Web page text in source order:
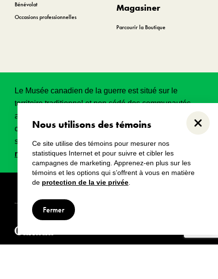
Nous utilisons des témoins
Ce site utilise des témoins pour mesurer nos
statistiques Internet et pour suivre et cibler les
campagnes de marketing. Apprenez-en plus sur les
témoins et les options qui s’offrent à vous en matière
de protection de la vie privée
Fermer
Bénévolat
Occasions professionnelles
Magasiner
Parcourir la Boutique
Le Musée canadien de la guerre est situé sur le
territoire traditionnel et non cédé des communautés
algonquines Anishinabeg. Ce territoire a eu et
continue d’avoir une grande importance historique,
spirituelle et sacrée.Lire l’intégralité de la
reconnaissance territoriale.
Droits d’auteur Avertissements